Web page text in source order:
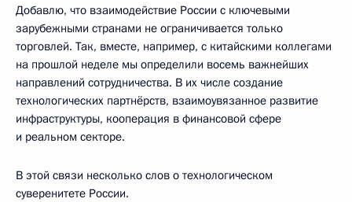
Добавлю, что взаимодействие России с ключевыми
зарубежными странами не ограничивается только
торговлей. Так, вместе, например, с китайскими коллегами
на прошлой неделе мы определили восемь важнейших
направлений сотрудничества. В их числе создание
технологических партнёрств, взаимоувязанное развитие
инфраструктуры, кооперация в финансовой сфере
и реальном секторе.
В этой связи несколько слов о технологическом
суверенитете России.